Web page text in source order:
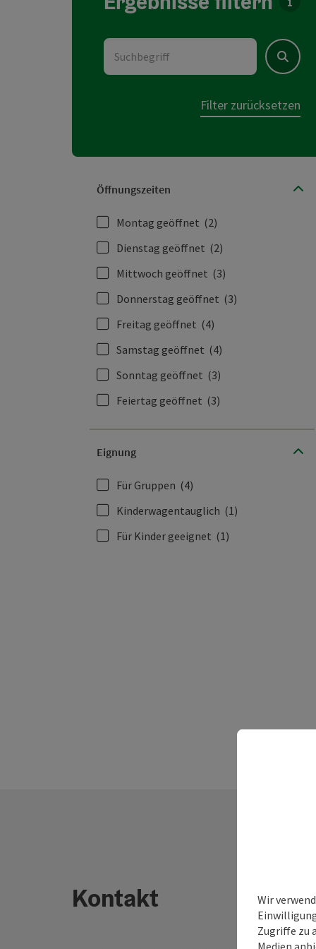
Für
Suchbegriff
Suchen
Filter zurücksetzen
Öffnungszeiten
Montag geöffnet (2)
Dienstag geöffnet (2)
Mittwoch geöffnet (3)
Donnerstag geöffnet (3)
Freitag geöffnet (4)
Samstag geöffnet (4)
Sonntag geöffnet (3)
Feiertag geöffnet (3)
Eignung
Für Gruppen (4)
Kinderwagentauglich (1)
Für Kinder geeignet (1)
Kontakt
Wir
Zugriffe zu
Medien